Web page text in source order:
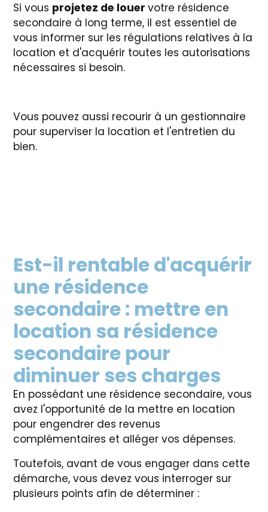
Si vous projetez de louervotre résidence
secondaire à long terme, il est essentiel de
vous informer sur les régulations relatives à la
location et d'acquérir toutes les autorisations
nécessaires si besoin.
Vous pouvez aussi recourir à un gestionnaire
pour superviser la location et l'entretien du
bien.
Est-il rentable d'acquérir
une résidence
secondaire : mettre en
location sa résidence
secondaire pour
diminuer ses charges
En possédant une résidence secondaire, vous
avez l'opportunité de la mettre en location
pour engendrer des revenus
complémentaires et alléger vos dépenses.
Toutefois, avant de vous engager dans cette
démarche, vous devez vous interroger sur
plusieurs points afin de déterminer :